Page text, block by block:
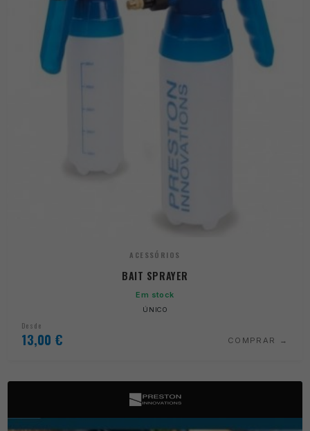
ACESSÓRIOS
BAIT SPRAYER
Em stock
ÚNICO
Desde
13,00 € COMPRAR